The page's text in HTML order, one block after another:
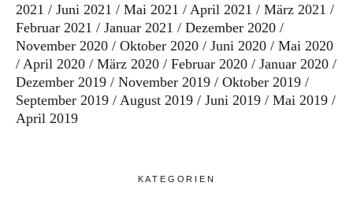
2021
Juni 2021 Mai 2021 April 2021
März 2021
Februar 2021
Januar 2021
Dezember 2020
November 2020
Oktober 2020 Juni 2020
Mai 2020
April 2020
März 2020 Februar 2020
Januar 2020
Dezember 2019
November 2019
Oktober 2019
September 2019
August 2019 Juni 2019
Mai 2019
April 2019
KATEGORIEN